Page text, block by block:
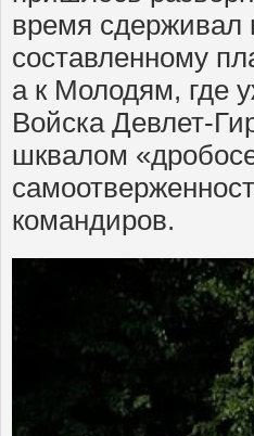
время сдерживал
составленному
а к Молодям, где
Войска Девлет-
шквалом
командиров.